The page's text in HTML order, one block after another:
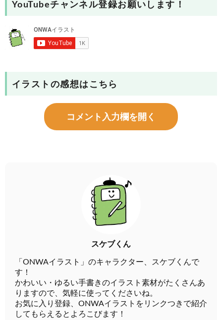
YouTubeチャンネル登録お願いします！
イラストの感想はこちら
コメント入力欄を開く
スケブくん
「ONWAイラスト」のキャラクター、スケブくんで
す！
かわいい・ゆるい手書きのイラスト素材がたくさんあ
りますので、気軽に使ってくださいね。
お気に入り登録、ONWAイラストをリンクつきで紹介
してもらえるとよろこびます！